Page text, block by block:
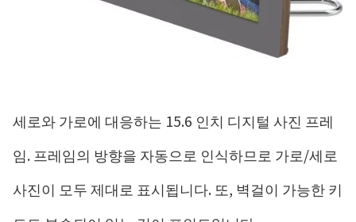
세로와 가로에 대응하는 15.6 인치 디지털 사진 프레
임. 프레임의 방향을 자동으로 인식하므로 가로/세로
사진이 모두 제대로 표시됩니다. 또, 벽걸이 가능한 키